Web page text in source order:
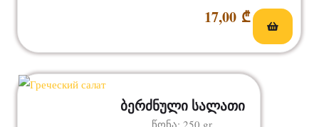
17,00 ₾
ბერძნული სალათი
წონა: 250 gr.